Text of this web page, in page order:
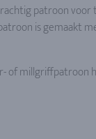
patroon
is gemaakt
of millgriffpatroon